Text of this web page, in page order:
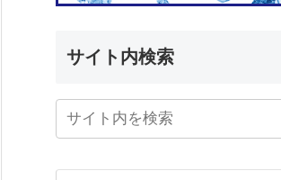
サイト内検索